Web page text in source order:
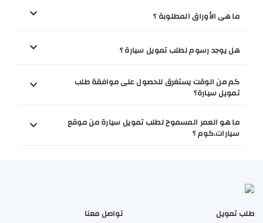
ما هى الأوراق المطلوبة ؟
هل يوجد رسوم لطلب تمويل سيارة ؟
كم من الوقت يستغرق للحصول على موافقة طلب
تمويل سيارة؟
ما هو العمر المسموح لطلب تمويل سيارة من موقع
سيارات.كوم ؟
طلب تمويل تواصل معنا